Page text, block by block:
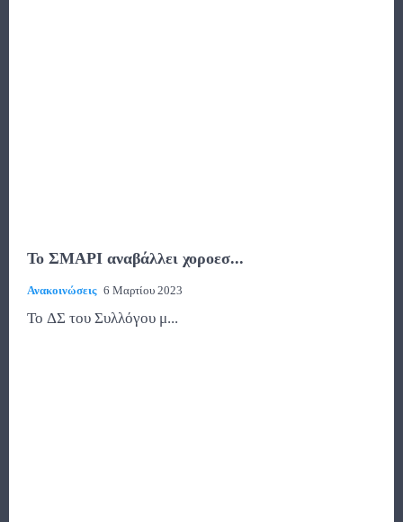
Το ΣΜΑΡΙ αναβάλλει χοροεσ...
Ανακοινώσεις 6 Μαρτίου 2023
Το ΔΣ του Συλλόγου μ...